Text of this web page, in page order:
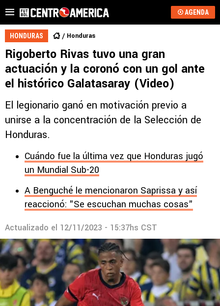
AGENDA
HONDURAS Honduras
Rigoberto Rivas tuvo una gran
actuación y la coronó con un gol ante
el histórico Galatasaray (Video)
El legionario ganó en motivación previo a
unirse a la concentración de la Selección de
Honduras.
Cuándo fue la última vez que Honduras jugó
un Mundial Sub-20
A Benguché le mencionaron Saprissa y así
reaccionó: "Se escuchan muchas cosas"
Actualizado el 12/11/2023 - 15:37hs CST